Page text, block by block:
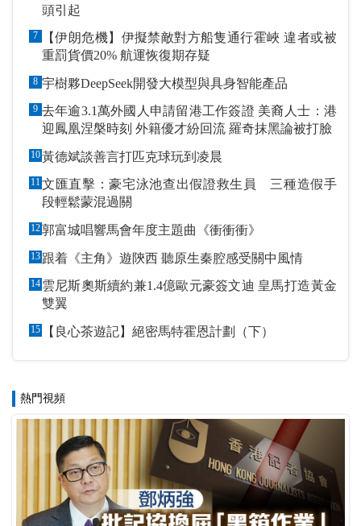
頭引起
7
【伊朗危機】伊擬禁敵對方船隻通行霍峽 違者或被
重罰貨價20% 航運恢復期存疑
8 宇樹夥DeepSeek開發大模型與具身智能產品
9 去年逾3.1萬外國人申請留港工作簽證 美裔人士：港
迎鳳凰涅槃時刻 外籍優才紛回流 羅奇抹黑論被打臉
10黃德斌談善言打匹克球玩到凌晨
11文匯直擊：豪宅泳池查出假證救生員 三種造假手
段輕鬆蒙混過關
12郭富城唱響馬會年度主題曲《衝衝衝》
13 跟着《主角》遊陝西 聽原生秦腔感受關中風情
14 雲尼斯奧斯續約兼1.4億歐元豪簽文迪 皇馬打造黃金
雙翼
15 【良心茶遊記】絕密馬特霍恩計劃（下）
熱門視頻